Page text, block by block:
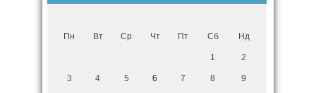
Пн Вт Ср Чт Пт Сб Нд
1 2
3 4 5 6 7 8 9